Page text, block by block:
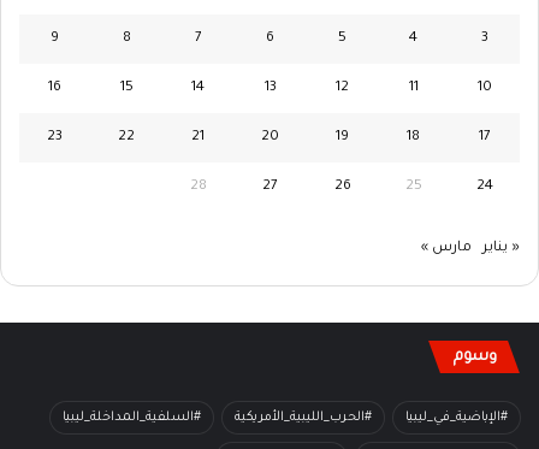
3
4
5
6
7
8
9
10
11
12
13
14
15
16
17
18
19
20
21
22
23
24
25
26
27
28
« يناير مارس »
وسوم
#الإباضية_في_ليبيا #الحرب_الليبية_الأمريكية #السلفية_المداخلة_ليبيا